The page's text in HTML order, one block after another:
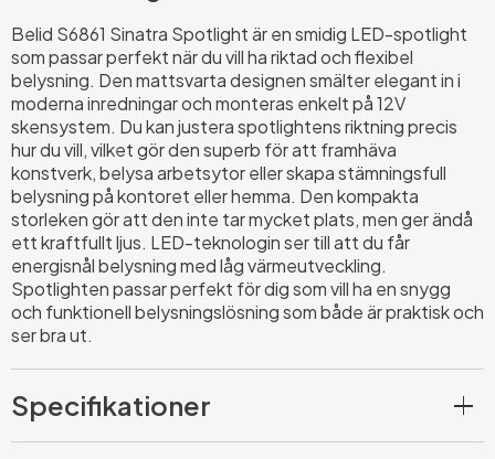
Belid S6861 Sinatra Spotlight är en smidig LED-spotlight
som passar perfekt när du vill ha riktad och flexibel
belysning. Den mattsvarta designen smälter elegant in i
moderna inredningar och monteras enkelt på 12V
skensystem. Du kan justera spotlightens riktning precis
hur du vill, vilket gör den superb för att framhäva
konstverk, belysa arbetsytor eller skapa stämningsfull
belysning på kontoret eller hemma. Den kompakta
storleken gör att den inte tar mycket plats, men ger ändå
ett kraftfullt ljus. LED-teknologin ser till att du får
energisnål belysning med låg värmeutveckling.
Spotlighten passar perfekt för dig som vill ha en snygg
och funktionell belysningslösning som både är praktisk och
ser bra ut.
Specifikationer